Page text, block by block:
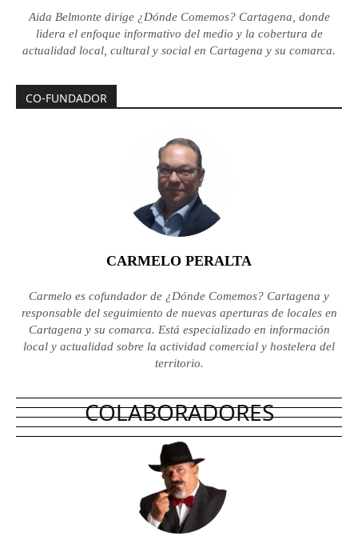
Aida Belmonte dirige ¿Dónde Comemos? Cartagena, donde
lidera el enfoque informativo del medio y la cobertura de
actualidad local, cultural y social en Cartagena y su comarca.
CO-FUNDADOR
CARMELO PERALTA
Carmelo es cofundador de ¿Dónde Comemos? Cartagena y
responsable del seguimiento de nuevas aperturas de locales en
Cartagena y su comarca. Está especializado en información
local y actualidad sobre la actividad comercial y hostelera del
territorio.
COLABORADORES